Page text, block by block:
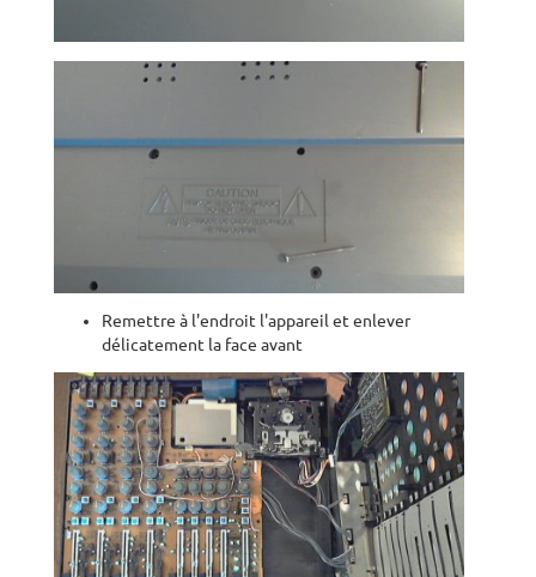
Remettre à l'endroit l'appareil et enlever
délicatement la face avant